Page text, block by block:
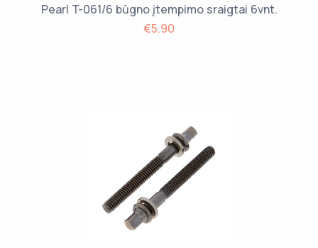
Pearl T-061/6 būgno įtempimo sraigtai 6vnt.
€5.90